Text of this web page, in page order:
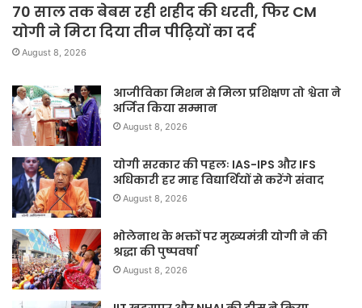
70 साल तक बेबस रही शहीद की धरती, फिर CM
योगी ने मिटा दिया तीन पीढ़ियों का दर्द
August 8, 2026
आजीविका मिशन से मिला प्रशिक्षण तो श्वेता ने
अर्जित किया सम्मान
August 8, 2026
योगी सरकार की पहलः IAS-IPS और IFS
अधिकारी हर माह विद्यार्थियों से करेंगे संवाद
August 8, 2026
भोलेनाथ के भक्तों पर मुख्यमंत्री योगी ने की
श्रद्धा की पुष्पवर्षा
August 8, 2026